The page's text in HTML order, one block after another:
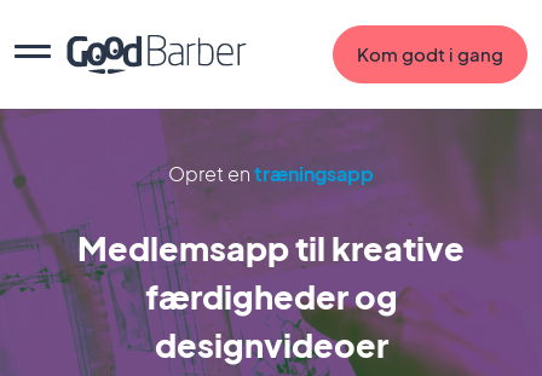
Kom godt i gang
Opret entræningsapp
Medlemsapp til kreative
færdigheder og
designvideoer